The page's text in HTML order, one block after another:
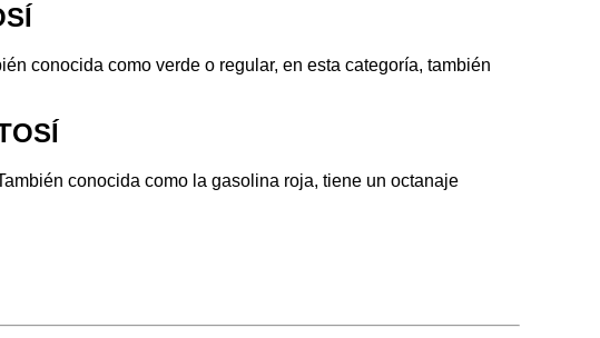
conocida como verde o regular, en esta categoría, también
conocida como la gasolina roja, tiene un octanaje